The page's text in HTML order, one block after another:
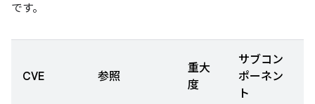
です。
CVE 参照
重大
度
サブコン
ポーネン
ト